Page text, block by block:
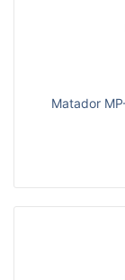
Matador